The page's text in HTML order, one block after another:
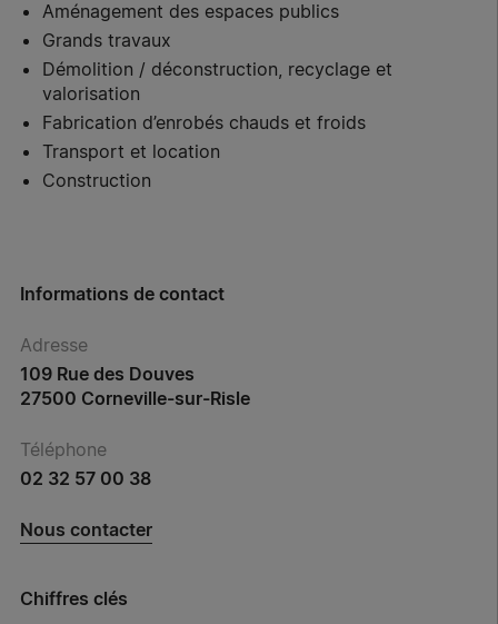
Aménagement des espaces publics
Grands travaux
Démolition / déconstruction, recyclage et
valorisation
Fabrication d’enrobés chauds et froids
Transport et location
Construction
Informations de contact
Adresse
109 Rue des Douves
27500 Corneville-sur-Risle
Téléphone
02 32 57 00 38
Nous contacter
Chiffres clés